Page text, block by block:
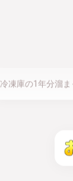
冷凍庫の1年分溜